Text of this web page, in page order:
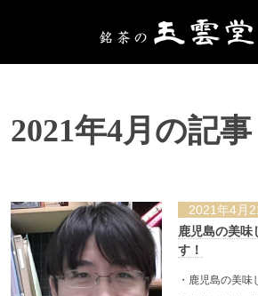
2021年4月の記事
2021年4月
鹿児島の美味
す！
・鹿児島の美味